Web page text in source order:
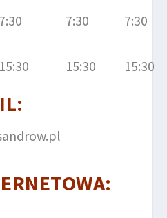
7:30
15:30
7:30
15:30
7:30
15:30
:
: